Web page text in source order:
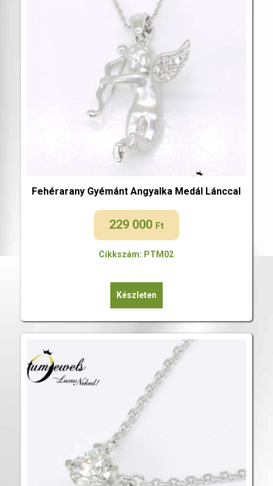
Fehérarany Gyémánt Angyalka Medál Lánccal
229 000 Ft
Cikkszám: PTM02
Készleten